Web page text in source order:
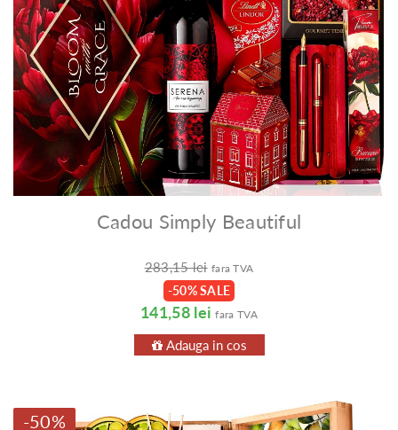
Cadou Simply Beautiful
283,15 lei fara TVA
-50% SALE
141,58 lei fara TVA
Adauga in cos
-50%